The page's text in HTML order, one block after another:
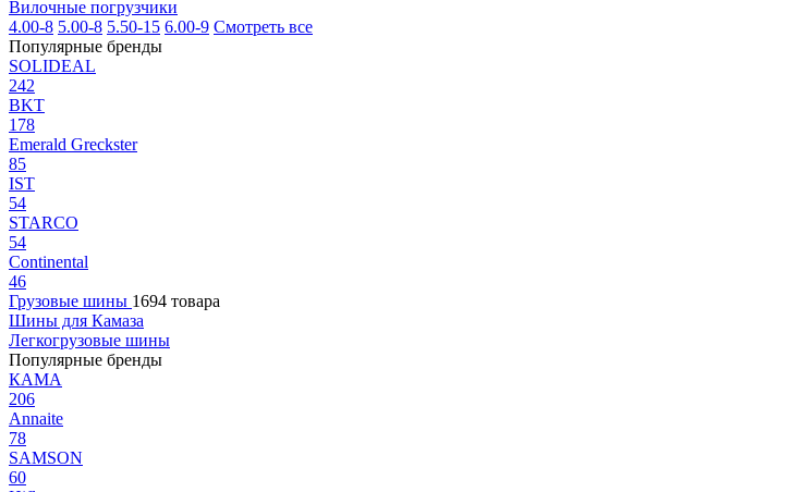
Вилочные погрузчики
4.00-8 5.00-8 5.50-15 6.00-9 Смотреть все
Популярные бренды
SOLIDEAL
242
BKT
178
Emerald Greckster
85
IST
54
STARCO
54
Continental
46
Грузовые шины 1694 товара
Шины для Камаза
Легкогрузовые шины
Популярные бренды
КАМА
206
Annaite
78
SAMSON
60